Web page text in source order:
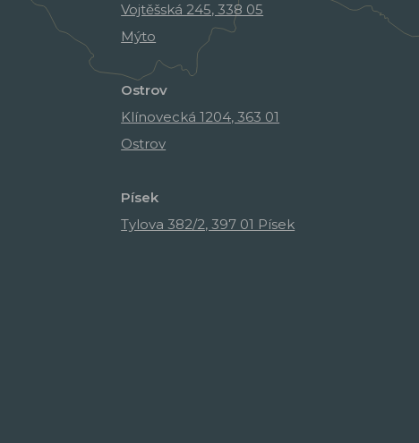
Vojtěšská 245, 338 05
Mýto
Ostrov
Klínovecká 1204, 363 01
Ostrov
Písek
Tylova 382/2, 397 01 Písek